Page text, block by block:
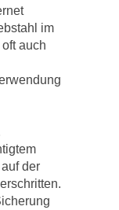
im
auch
der